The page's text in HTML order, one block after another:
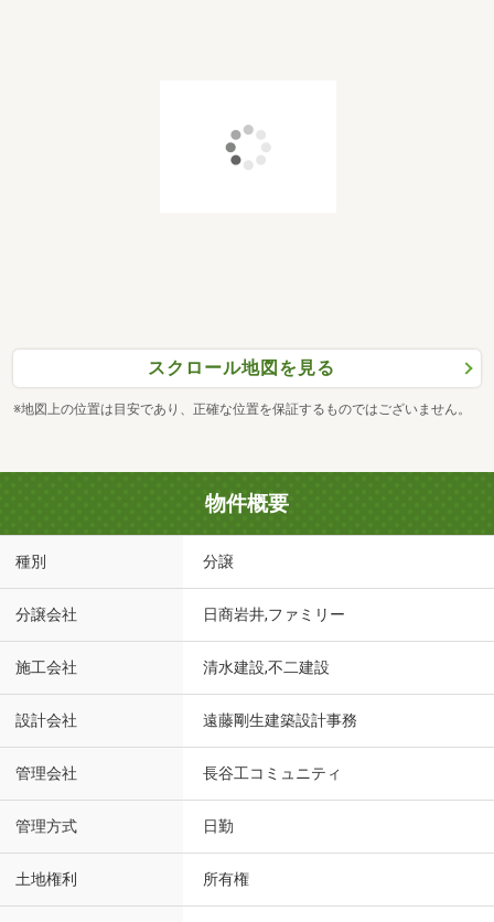
スクロール地図を見る
※地図上の位置は目安であり、正確な位置を保証するものではございません。
物件概要
種別 分譲
分譲会社 日商岩井,ファミリー
施工会社 清水建設,不二建設
設計会社 遠藤剛生建築設計事務
管理会社 長谷工コミュニティ
管理方式 日勤
土地権利 所有権